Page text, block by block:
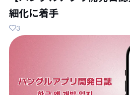
細化に着手
3